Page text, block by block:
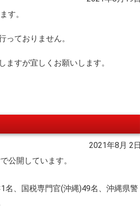
す。
っておりません。
すが宜しくお願いします。
2021年8月 2日
公開しています。
名、国税専門官(沖縄)49名、沖縄県警